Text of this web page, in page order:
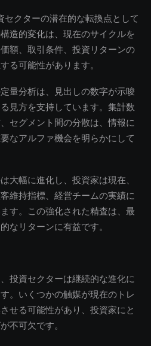
クターの潜在的な転換点として
造的変化は、現在のサイクルを
額、取引条件、投資リターンの
る可能性があります。
量分析は、見出しの数字が示唆
見方を支持しています。集計数
セグメント間の分散は、情報に
なアルファ機会を明らかにして
大幅に進化し、投資家は現在、
維持指標、経営チームの実績に
す。この強化された精査は、最
なリターンに有益です。
投資セクターは継続的な進化に
。いくつかの触媒が現在のトレ
せる可能性があり、投資家にと
不可欠です。